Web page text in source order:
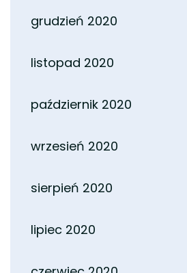
grudzień 2020
listopad 2020
październik 2020
wrzesień 2020
sierpień 2020
lipiec 2020